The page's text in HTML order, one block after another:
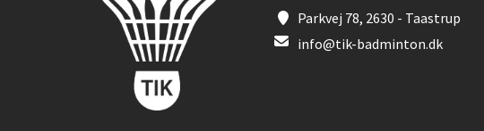
Parkvej 78, 2630 - Taastrup
info@tik-badminton.dk